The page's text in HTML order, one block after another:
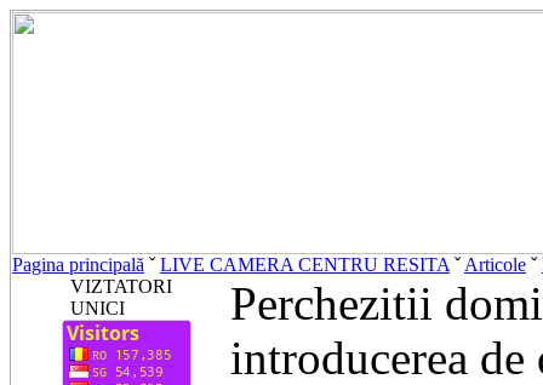
Pagina principală ˇLIVE CAMERA CENTRU RESITA ˇArticole ˇ
VIZTATORI
UNICI
Perchezitii
introducerea